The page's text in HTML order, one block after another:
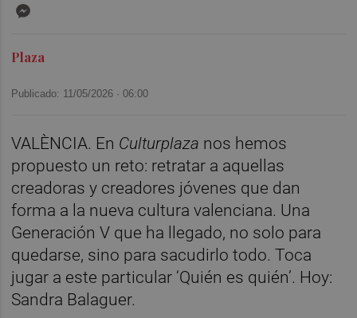
Plaza
Publicado: 11/05/2026 ·06:00
VALÈNCIA. En Culturplaza nos hemos
propuesto un reto: retratar a aquellas
creadoras y creadores jóvenes que dan
forma a la nueva cultura valenciana. Una
Generación V que ha llegado, no solo para
quedarse, sino para sacudirlo todo. Toca
jugar a este particular ‘Quién es quién’. Hoy:
Sandra Balaguer.